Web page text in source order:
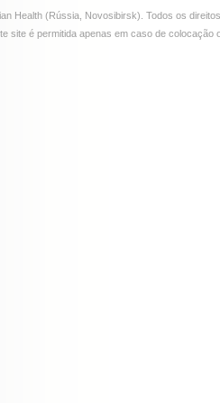
Health (Rússia, Novosibirsk). Todos os
site é permitida apenas em caso de colocação